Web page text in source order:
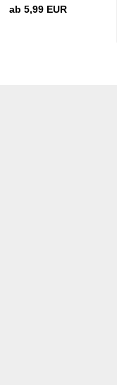
ab 5,99 EUR